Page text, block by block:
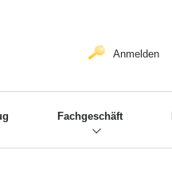
Anmelden
Fachgeschäft